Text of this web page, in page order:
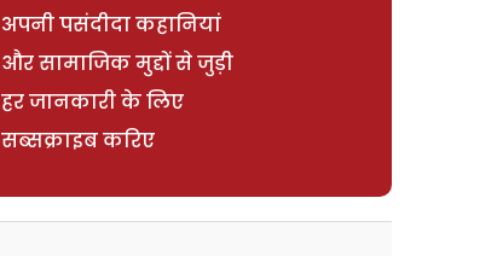
अपनी पसंदीदा कहानियां
और सामाजिक मुद्दों से जुड़ी
हर जानकारी के लिए
सब्सक्राइब करिए